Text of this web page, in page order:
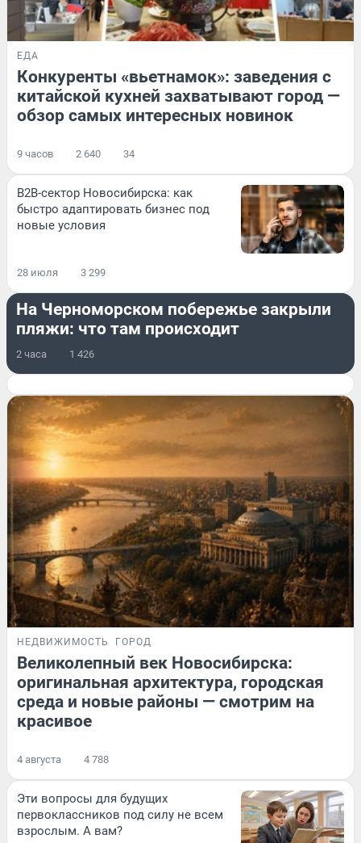
ЕДА
Конкуренты «вьетнамок»: заведения с
китайской кухней захватывают город —
обзор самых интересных новинок
9 часов 2 640 34
B2B-сектор Новосибирска: как
быстро адаптировать бизнес под
новые условия
28 июля 3 299
На Черноморском побережье закрыли
пляжи: что там происходит
2 часа 1 426
НЕДВИЖИМОСТЬ ГОРОД
Великолепный век Новосибирска:
оригинальная архитектура, городская
среда и новые районы — смотрим на
красивое
4 августа 4 788
Эти вопросы для будущих
первоклассников под силу не всем
взрослым. А вам?